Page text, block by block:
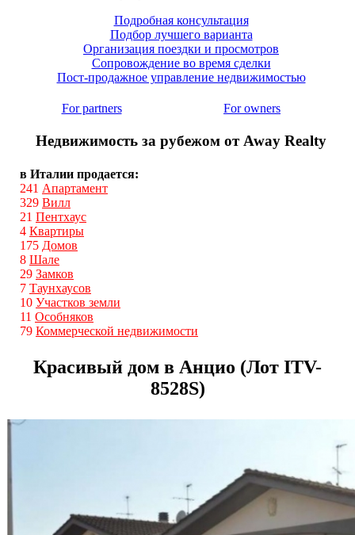
Подробная консультация
Подбор лучшего варианта
Организация поездки и просмотров
Сопровождение во время сделки
Пост-продажное управление недвижимостью
For partners For owners
Недвижимость за рубежом от Away Realty
в Италии продается:
241 Апартамент
329 Вилл
21 Пентхаус
4 Квартиры
175 Домов
8 Шале
29 Замков
7 Таунхаусов
10 Участков земли
11 Особняков
79 Коммерческой недвижимости
Красивый дом в Анцио (Лот ITV-
8528S)